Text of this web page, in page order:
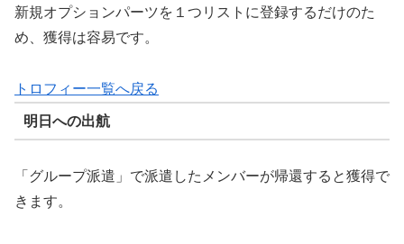
新規オプションパーツを１つリストに登録するだけのた
め、獲得は容易です。
トロフィー一覧へ戻る
明日への出航
「グループ派遣」で派遣したメンバーが帰還すると獲得で
きます。